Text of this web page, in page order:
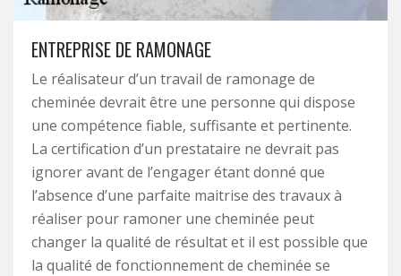
ENTREPRISE DE RAMONAGE
Le réalisateur d’un travail de ramonage de
cheminée devrait être une personne qui dispose
une compétence fiable, suffisante et pertinente.
La certification d’un prestataire ne devrait pas
ignorer avant de l’engager étant donné que
l’absence d’une parfaite maitrise des travaux à
réaliser pour ramoner une cheminée peut
changer la qualité de résultat et il est possible que
la qualité de fonctionnement de cheminée se